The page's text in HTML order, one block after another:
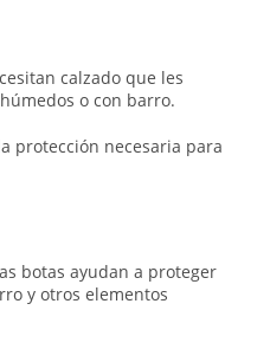
calzado que les
o con barro.
protección necesaria para
botas ayudan a proteger
y otros elementos